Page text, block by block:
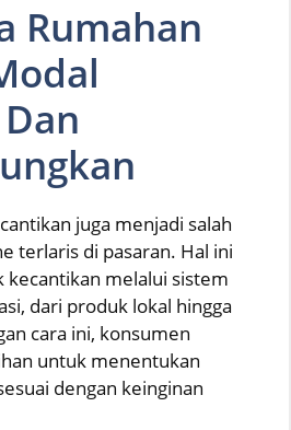
Rumahan
juga menjadi salah
terlaris di pasaran. Hal ini
kecantikan melalui sistem
dari produk lokal hingga
cara ini, konsumen
untuk menentukan
dengan keinginan